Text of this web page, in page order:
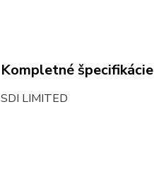
Kompletné špecifikácie
SDI LIMITED